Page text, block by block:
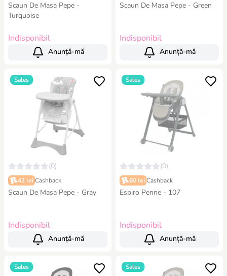
Scaun De Masa Pepe -
Turquoise
Indisponibil
Anunță-mă
Scaun De Masa Pepe - Green
Indisponibil
Anunță-mă
Sales
(0)
42 lei Cashback
Scaun De Masa Pepe - Gray
Indisponibil
Anunță-mă
Sales
(0)
60 lei Cashback
Espiro Penne - 107
Indisponibil
Anunță-mă
Sales Sales